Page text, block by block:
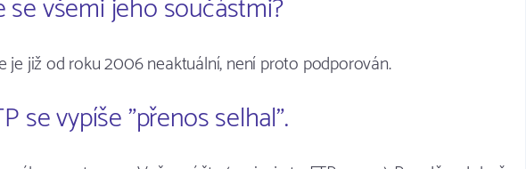
se všemi jeho součástmi?
je již od roku 2006 neaktuální, není proto podporován.
se vypíše "přenos selhal".